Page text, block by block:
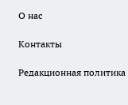
О нас
Контакты
Редакционная политика